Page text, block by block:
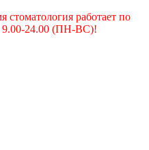
стоматология работает по
9.00-24.00 (ПН-ВС)!